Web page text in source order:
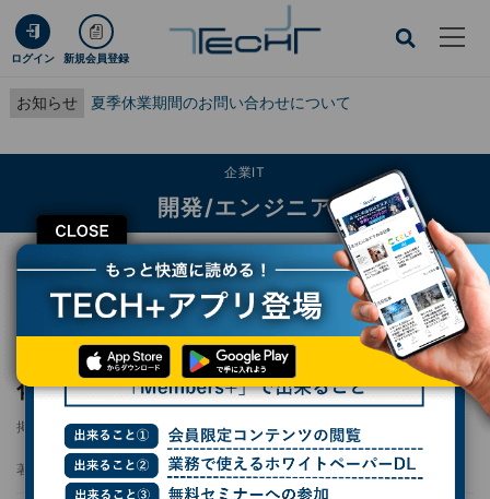
ログイン 新規会員登録
お知らせ 夏季休業期間のお問い合わせについて
CLOSE
企業IT
開発/エンジニア
TECH+ 企業IT
開発/エンジニア
Windows 11の隠し機能、設定画面だけで有効化可能に
Windows 11の隠し機能、設定画面だけで有効
化可能に
掲載日 2026/05/13 07:36 更新日2026/05/15 17:39
著者： 杉山貴章